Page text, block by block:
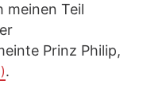
meinen Teil
Prinz Philip,
.